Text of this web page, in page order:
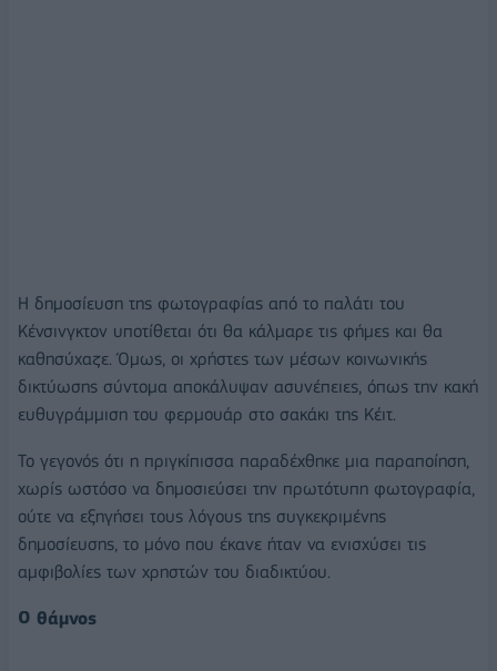
Η δημοσίευση της φωτογραφίας από το παλάτι του
Κένσινγκτον υποτίθεται ότι θα κάλμαρε τις φήμες και θα
καθησύχαζε. Όμως, οι χρήστες των μέσων κοινωνικής
δικτύωσης σύντομα αποκάλυψαν ασυνέπειες, όπως την κακή
ευθυγράμμιση του φερμουάρ στο σακάκι της Κέιτ.
Το γεγονός ότι η πριγκίπισσα παραδέχθηκε μια παραποίηση,
χωρίς ωστόσο να δημοσιεύσει την πρωτότυπη φωτογραφία,
ούτε να εξηγήσει τους λόγους της συγκεκριμένης
δημοσίευσης, το μόνο που έκανε ήταν να ενισχύσει τις
αμφιβολίες των χρηστών του διαδικτύου.
Ο θάμνος